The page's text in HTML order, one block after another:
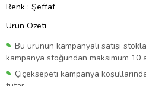
Renk : Şeffaf
Ürün Özeti
Bu ürünün kampanyalı satışı
kampanya stoğundan maksimum 10
Çiçeksepeti kampanya